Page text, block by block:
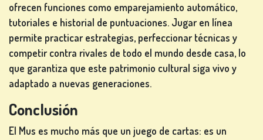
ofrecen funciones como emparejamiento automático,
tutoriales e historial de puntuaciones. Jugar en línea
permite practicar estrategias, perfeccionar técnicas y
competir contra rivales de todo el mundo desde casa, lo
que garantiza que este patrimonio cultural siga vivo y
adaptado a nuevas generaciones.
Conclusión
El Mus es mucho más que un juego de cartas: es un